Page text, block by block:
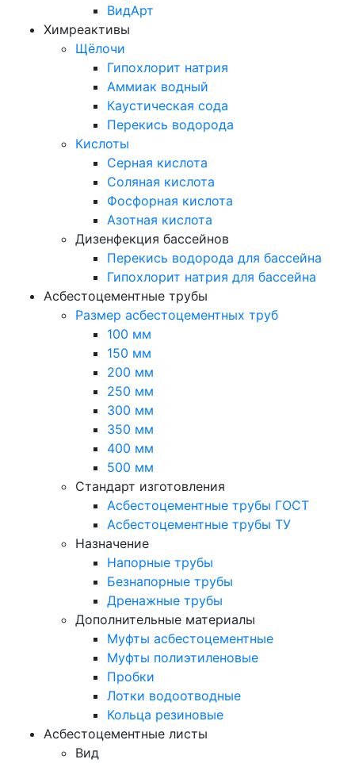
ВидАрт
Химреактивы
Щёлочи
Гипохлорит натрия
Аммиак водный
Каустическая сода
Перекись водорода
Кислоты
Серная кислота
Соляная кислота
Фосфорная кислота
Азотная кислота
Дизенфекция бассейнов
Перекись водорода для бассейна
Гипохлорит натрия для бассейна
Асбестоцементные трубы
Размер асбестоцементных труб
100 мм
150 мм
200 мм
250 мм
300 мм
350 мм
400 мм
500 мм
Стандарт изготовления
Асбестоцементные трубы ГОСТ
Асбестоцементные трубы ТУ
Назначение
Напорные трубы
Безнапорные трубы
Дренажные трубы
Дополнительные материалы
Муфты асбестоцементные
Муфты полиэтиленовые
Пробки
Лотки водоотводные
Кольца резиновые
Асбестоцементные листы
Вид